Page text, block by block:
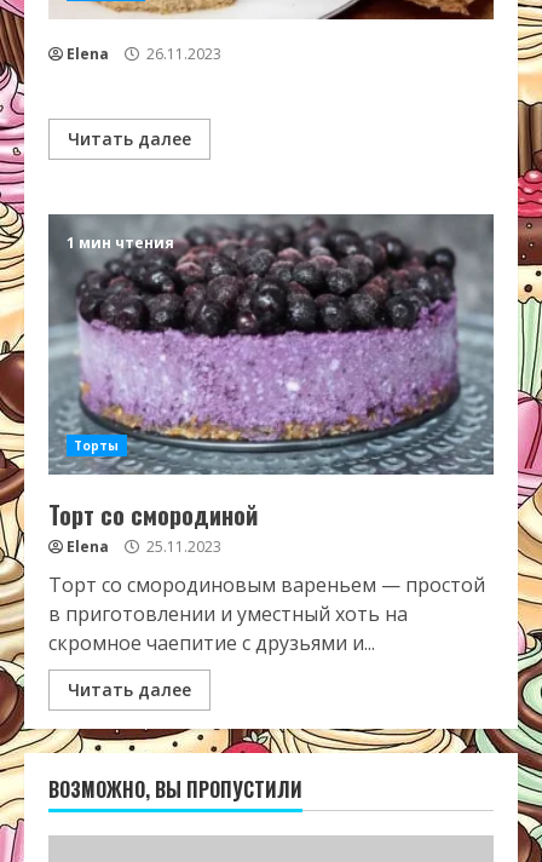
Elena 26.11.2023
Читать далее
1 мин чтения
Торты
Торт со смородиной
Elena 25.11.2023
Торт со смородиновым вареньем — простой
в приготовлении и уместный хоть на
скромное чаепитие с друзьями и...
Читать далее
ВОЗМОЖНО, ВЫ ПРОПУСТИЛИ